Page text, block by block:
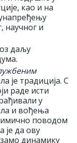
као и на
научног и
даљу
је традиција. С
раде исти
у
и вођења
поводом
је да ову
динамику